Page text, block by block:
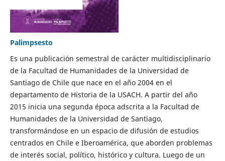
Palimpsesto
Es una publicación semestral de carácter multidisciplinario
de la Facultad de Humanidades de la Universidad de
Santiago de Chile que nace en el año 2004 en el
departamento de Historia de la USACH. A partir del año
2015 inicia una segunda época adscrita a la Facultad de
Humanidades de la Universidad de Santiago,
transformándose en un espacio de difusión de estudios
centrados en Chile e Iberoamérica, que aborden problemas
de interés social, político, histórico y cultura. Luego de un